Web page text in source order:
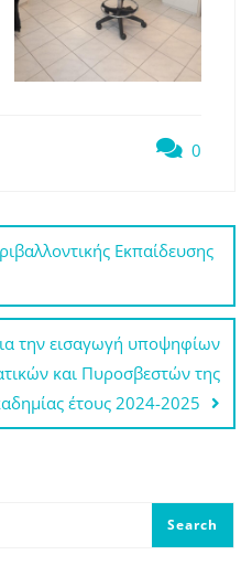
0
Εκπαίδευσης
την εισαγωγή υποψηφίων
και Πυροσβεστών της
έτους 2024-2025